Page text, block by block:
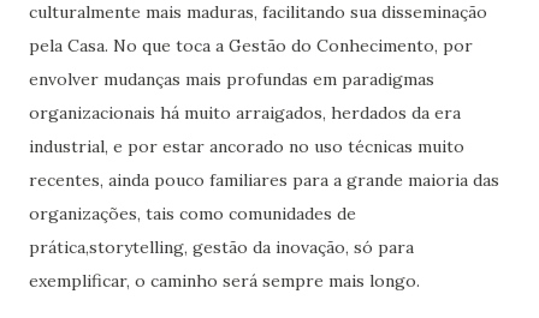
culturalmente mais maduras, facilitando sua disseminação
pela Casa. No que toca a Gestão do Conhecimento, por
envolver mudanças mais profundas em paradigmas
organizacionais há muito arraigados, herdados da era
industrial, e por estar ancorado no uso técnicas muito
recentes, ainda pouco familiares para a grande maioria das
organizações, tais como comunidades de
prática,storytelling, gestão da inovação, só para
exemplificar, o caminho será sempre mais longo.